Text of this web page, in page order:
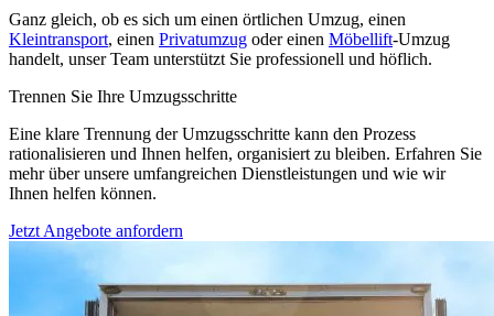
Ganz gleich, ob es sich um einen örtlichen Umzug, einen
Kleintransport, einen Privatumzug oder einen Möbellift-Umzug
handelt, unser Team unterstützt Sie professionell und höflich.
Trennen Sie Ihre Umzugsschritte
Eine klare Trennung der Umzugsschritte kann den Prozess
rationalisieren und Ihnen helfen, organisiert zu bleiben. Erfahren Sie
mehr über unsere umfangreichen Dienstleistungen und wie wir
Ihnen helfen können.
Jetzt Angebote anfordern